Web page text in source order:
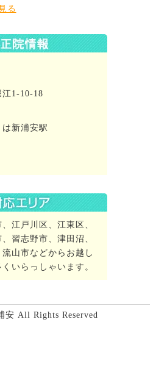
る
1-10-18
新浦安駅
江戸川区、江東区、
習志野市、津田沼、
山市などからお越し
いらっしゃいます。
安 All Rights Reserved